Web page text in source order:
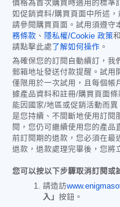
價格為首次購買時適用的標準
如促銷資料/購買頁面中所述
請參閱購買頁面。試用須遵守
務條款 、 隱私權/Cookie 政策和
請點擊此處了解如何操作 。
為確保您的訂閱自動續訂，我
郵箱地址發送付款提醒。試用
僅限用於一次試用，且每個帳
據產品資料和註冊/購買頁面
能因國家/地區或促銷活動而
是您持續、不間斷地使用訂閱
閱，您仍可繼續使用您的產品
前訂閱期的退款，您必須在最
退款，退款處理完畢後，您將
您可以按以下步驟取消訂閱或
請造訪
入」 按鈕。